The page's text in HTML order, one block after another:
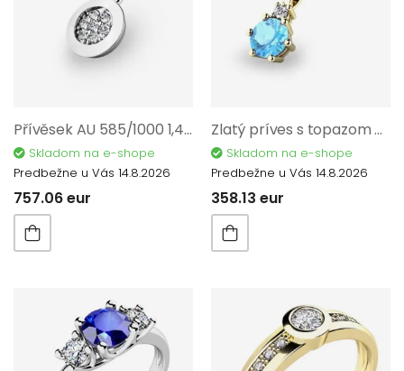
Přívěsek AU 585/1000 1,40 gr s diamanty 0,140 ct G/Si G10904B05
Skladom na e-shope
Predbežne u Vás 14.8.2026
757.06 eur
Zlatý príves s topazom a diamantom AU 585/1000 PATTIC G1085905
Skladom na e-shope
Predbežne u Vás 14.8.2026
358.13 eur